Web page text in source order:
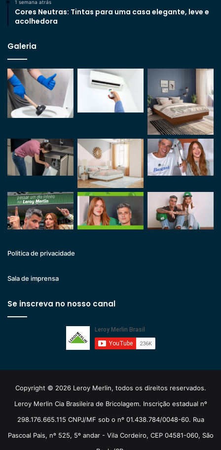
1 semana atrás
Cores Neutras: Tintas para uma casa elegante, leve e
acolhedora
Galeria
Politica de privacidade
Sala de imprensa
Se inscreva no nosso canal
Copyright © 2026 Leroy Merlin, todos os direitos reservados.
Leroy Merlin Cia Brasileira de Bricolagem. Inscrição estadual nº
298.176.665.115 CNPJ/MF sob o nº 01.438.784/0048-60. Rua
Pascoal Pais, nº 525, 5º andar - Vila Cordeiro, CEP 04581-060, São